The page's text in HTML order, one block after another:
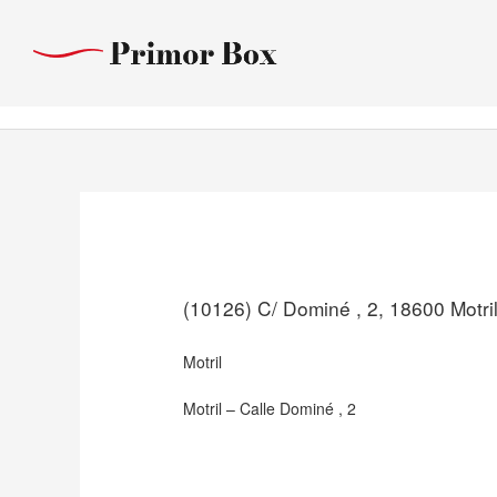
contenido
(10126) C/ Dominé , 2, 18600 Motril
Motril
Motril – Calle Dominé , 2